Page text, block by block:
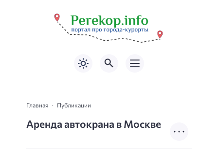
Главная Публикации
Аренда автокрана в Москве